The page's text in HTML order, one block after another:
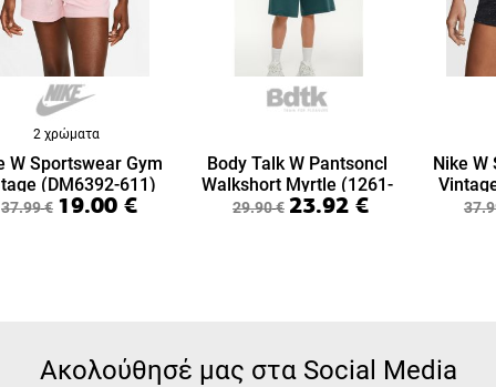
2 χρώματα
W Sportswear Gym
(DM6392-611)
37.99€ 19.00 €
Body Talk W Pantsoncl
Walkshort Myrtle (1261-
909604-00269)
29.90€ 23.92 €
Nike W
Ακολούθησέ μας στα Social Media